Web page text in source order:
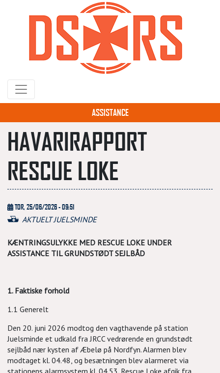
hovedindhold
ASSISTANCE
HAVARIRAPPORT
RESCUE LOKE
TOR, 25/06/2026 - 09:51
AKTUELT JUELSMINDE
KÆNTRINGSULYKKE MED RESCUE LOKE UNDER
ASSISTANCE TIL GRUNDSTØDT SEJLBÅD
1. Faktiske forhold
1.1 Generelt
Den 20. juni 2026 modtog den vagthavende på station
Juelsminde et udkald fra JRCC vedrørende en grundstødt
sejlbåd nær kysten af Æbelø på Nordfyn. Alarmen blev
modtaget kl. 04.48, og besætningen blev alarmeret via
stationens alarmsystem kl. 04.53. Rescue Loke afgik fra